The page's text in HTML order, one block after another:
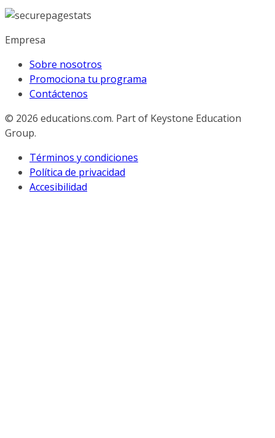
Empresa
Sobre nosotros
Promociona tu programa
Contáctenos
© 2026 educations.com. Part of Keystone Education
Group.
Términos y condiciones
Política de privacidad
Accesibilidad